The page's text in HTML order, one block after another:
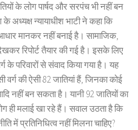
के लोग पार्षद और सरपंच भी नहीं बन
न्यायाधीश भाटी ने कहा कि
मानकर नहीं बनाई है। सामाजिक,
रिपोर्ट तैयार की गई है। इसके लिए
परिवारों से संवाद किया गया है। यह
की ऐसी 82 जातियां हैं, जिनका कोई
नहीं बन सकता है। यानी 92 जातियों का
ही मलाई खा रहे हैं। सवाल उठता है कि
में प्रतिनिधित्व नहीं मिलना चाहिए?